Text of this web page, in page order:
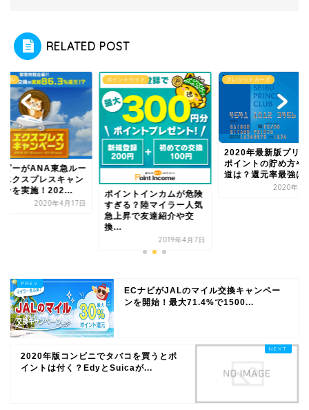
RELATED POST
イル
ピーがANA東急ルー
エクスプレスキャン
ンを実施！202...
2020年4月17日
ポイントサイト
ポイントインカムが危険
すぎる？陸マイラー人気
急上昇で友達紹介や交
換...
2019年4月7日
クレジットカード
2020年最新版プリ
ポイントの貯め方や
道は？還元率最強は
2020年4
ECナビがJALのマイル交換キャンペー
ンを開始！最大71.4%で1500...
2020年版コンビニでタバコを買うとポ
イントは付く？EdyとSuicaが...